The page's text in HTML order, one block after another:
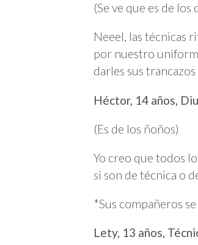
(Se ve que es de
Neeel, las técnicas
por nuestro
darles sus
Héctor, 14 años,
(Es de los ñoños)
Yo creo que todos
si son de técnica o
*Sus compañeros
Lety, 13 años,